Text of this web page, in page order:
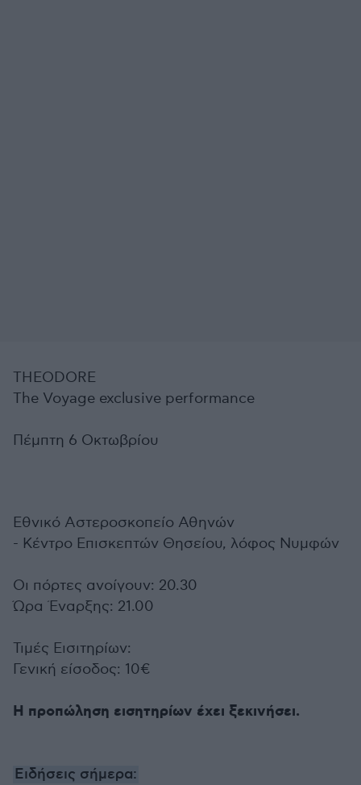
THEODORE
The Voyage exclusive performance
Πέμπτη 6 Οκτωβρίου
Εθνικό Αστεροσκοπείο Αθηνών
- Κέντρο Επισκεπτών Θησείου, λόφος Νυμφών
Οι πόρτες ανοίγουν: 20.30
Ώρα Έναρξης: 21.00
Τιμές Εισιτηρίων:
Γενική είσοδος: 10€
Η προπώληση εισητηρίων έχει ξεκινήσει.
Ειδήσεις σήμερα: